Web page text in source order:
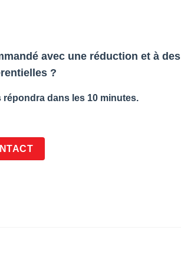
avec une réduction et à des
?
dans les 10 minutes.